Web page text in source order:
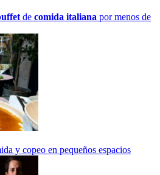
de comida italiana por menos de
y copeo en pequeños espacios